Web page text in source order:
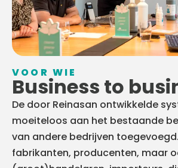
VOOR WIE
Business to
De door Reinasan ontwikkelde
moeiteloos aan het bestaande
van andere bedrijven
fabrikanten, producenten, maar